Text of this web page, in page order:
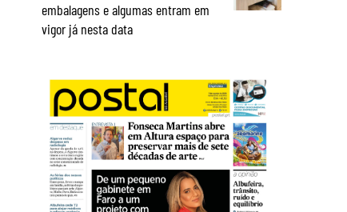
embalagens e algumas entram em
vigor já nesta data